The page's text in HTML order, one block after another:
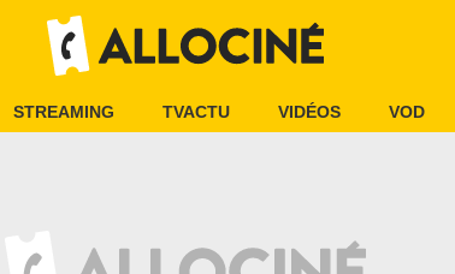
STREAMING TVACTU VIDÉOS VOD